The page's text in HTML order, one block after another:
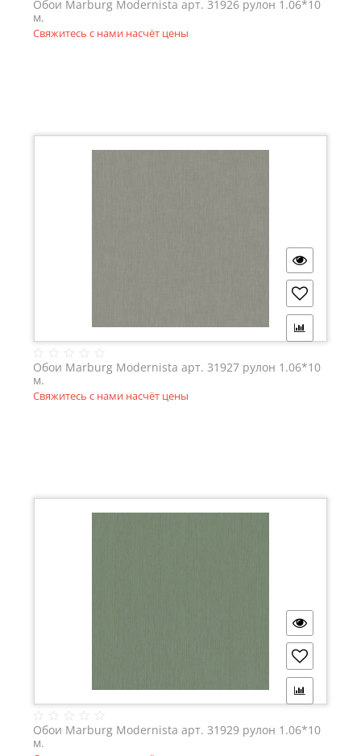
Обои Marburg Modernista арт. 31926 рулон 1.06*10
м.
Свяжитесь с нами насчёт цены
Обои Marburg Modernista арт. 31927 рулон 1.06*10
м.
Свяжитесь с нами насчёт цены
Обои Marburg Modernista арт. 31929 рулон 1.06*10
м.